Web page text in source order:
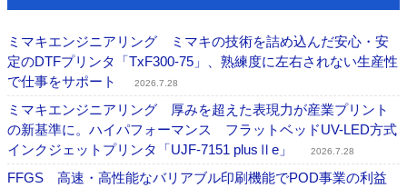
ミマキエンジニアリング ミマキの技術を詰め込んだ安心・安
定のDTFプリンタ「TxF300-75」、熟練度に左右されない生産性
で仕事をサポート
2026.7.28
ミマキエンジニアリング 厚みを超えた表現力が産業プリント
の新基準に。ハイパフォーマンス フラットベッドUV-LED方式
インクジェットプリンタ「UJF-7151 plusⅡe」
2026.7.28
FFGS 高速・高性能なバリアブル印刷機能でPOD事業の利益